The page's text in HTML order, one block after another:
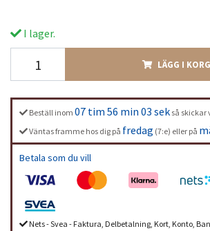
I lager.
LÄGG I
Beställ inom 07 tim 56 min 03 sek så skickar
Väntas framme hos dig på fredag (7:e) eller på
Betala som du vill
Nets - Svea - Faktura, Delbetalning, Kort, Konto,